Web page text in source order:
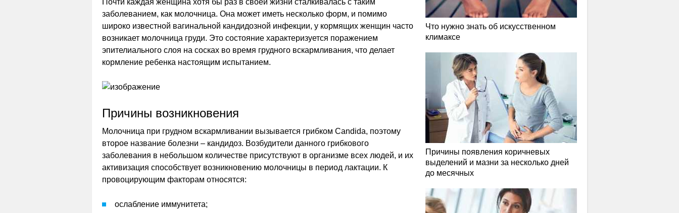
Почти каждая женщина хотя бы раз в своей жизни сталкивалась с таким
заболеванием, как молочница. Она может иметь несколько форм, и помимо
широко известной вагинальной кандидозной инфекции, у кормящих женщин часто
возникает молочница груди. Это состояние характеризуется поражением
эпителиального слоя на сосках во время грудного вскармливания, что делает
кормление ребенка настоящим испытанием.
Причины возникновения
Молочница при грудном вскармливании вызывается грибком Candida, поэтому
второе название болезни – кандидоз. Возбудители данного грибкового
заболевания в небольшом количестве присутствуют в организме всех людей, и их
активизация способствует возникновению молочницы в период лактации. К
провоцирующим факторам относятся:
ослабление иммунитета;
Что нужно знать об искусственном
климаксе
Причины появления коричневых
выделений и мазни за несколько дней
до месячных